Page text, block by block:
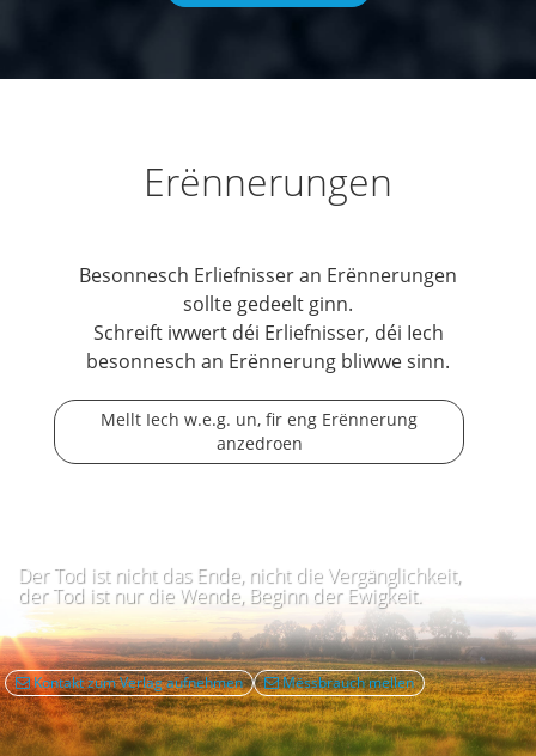
Erënnerungen
Besonnesch Erliefnisser an Erënnerungen
sollte gedeelt ginn.
Schreift iwwert déi Erliefnisser, déi Iech
besonnesch an Erënnerung bliwwe sinn.
Mellt Iech w.e.g. un, fir eng Erënnerung
anzedroen
Der Tod ist nicht das Ende, nicht die Vergänglichkeit,
der Tod ist nur die Wende, Beginn der Ewigkeit.
Kontakt zum Verlag aufnehmen Mëssbrauch mellen